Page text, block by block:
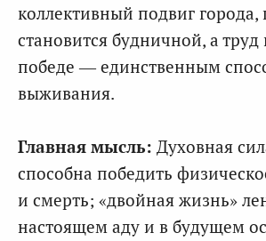
коллективный подвиг города,
становится будничной, а труд
победе — единственным
выживания.
Главная мысль: Духовная
способна победить
и смерть; «двойная жизнь»
настоящем аду и в будущем